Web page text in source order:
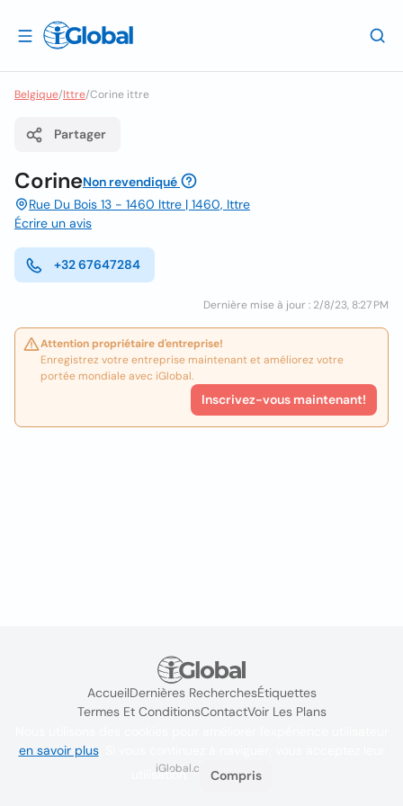
Belgique/Ittre/Corine ittre
Partager
CorineNon revendiqué
Rue Du Bois 13 - 1460 Ittre | 1460, Ittre
Écrire un avis
+32 67647284
Dernière mise à jour : 2/8/23, 8:27 PM
Attention propriétaire d'entreprise!
Enregistrez votre entreprise maintenant et améliorez votre
portée mondiale avec iGlobal.
Inscrivez-vous maintenant!
AccueilDernières RecherchesÉtiquettes
Termes Et ConditionsContactVoir Les Plans
iGlobal.co @ 2024
en savoir plus. Si vous continuez à naviguer, vous acceptez leur
utilisation.
Compris